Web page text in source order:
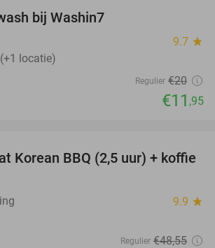
bij Washin7
9.7 star
locatie)
Regulier €20
€11 ,95
26%
Korean BBQ (2,5 uur) + koffie
9.9 star
Regulier €48,55